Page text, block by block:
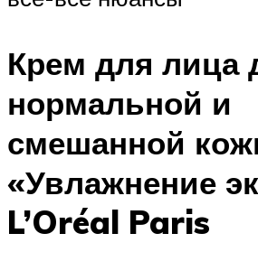
Крем для лица
нормальной и
смешанной
«Увлажнение
L’Oréal Paris